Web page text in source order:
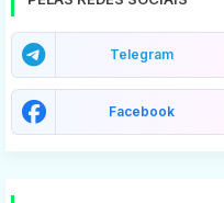
Telegram
Facebook